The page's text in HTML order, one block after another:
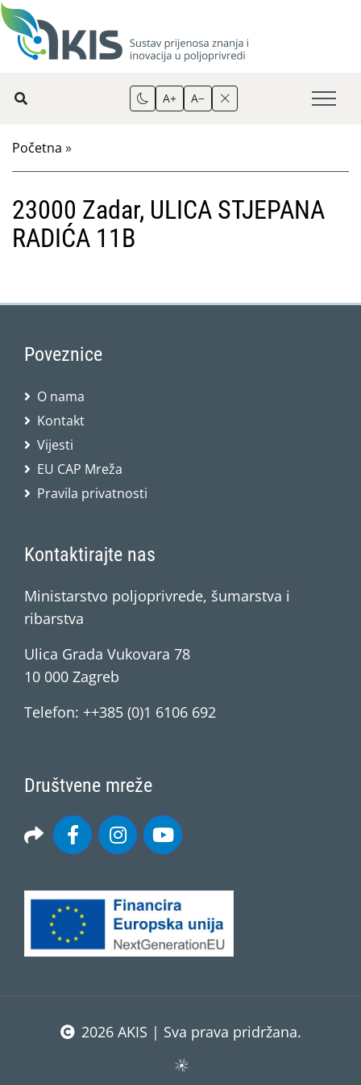
A+ A−
Početna »
23000 Zadar, ULICA STJEPANA
RADIĆA 11B
Poveznice
O nama
Kontakt
Vijesti
EU CAP Mreža
Pravila privatnosti
Kontaktirajte nas
Ministarstvo poljoprivrede, šumarstva i
ribarstva
Ulica Grada Vukovara 78
10 000 Zagreb
Telefon: ++385 (0)1 6106 692
Društvene mreže
2026 AKIS | Sva prava pridržana.